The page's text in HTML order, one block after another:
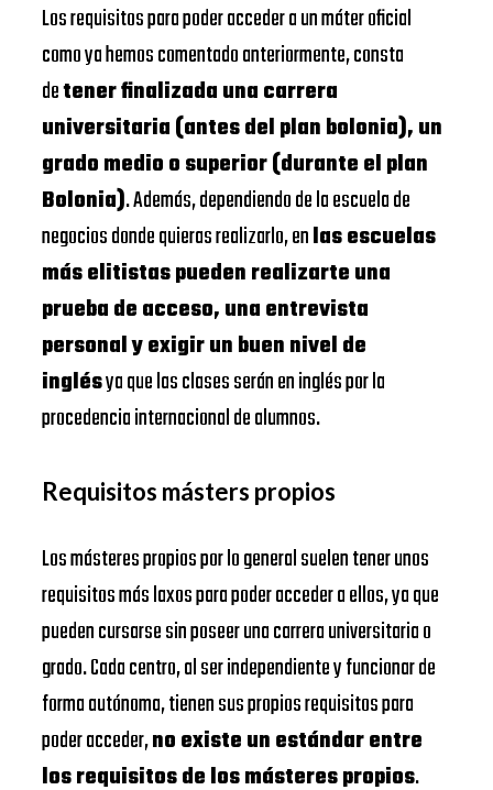
Los requisitos para poder acceder a un máter oficial
como ya hemos comentado anteriormente, consta
detener finalizada una carrera
universitaria (antes del plan bolonia), un
grado medio o superior (durante el plan
Bolonia). Además, dependiendo de la escuela de
negocios donde quieras realizarlo, enlas escuelas
más elitistas pueden realizarte una
prueba de acceso, una entrevista
personal y exigir un buen nivel de
inglésya que las clases serán en inglés por la
procedencia internacional de alumnos.
Requisitos másters propios
Los másteres propios por lo general suelen tener unos
requisitos más laxos para poder acceder a ellos, ya que
pueden cursarse sin poseer una carrera universitaria o
grado. Cada centro, al ser independiente y funcionar de
forma autónoma, tienen sus propios requisitos para
poder acceder,no existe un estándar entre
los requisitos de los másteres propios.